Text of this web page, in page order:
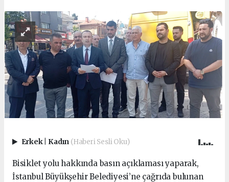
Erkek Kadın (Haberi Sesli Oku)
Bisiklet yolu hakkında basın açıklaması yaparak,
İstanbul Büyükşehir Belediyesi’ne çağrıda bulunan